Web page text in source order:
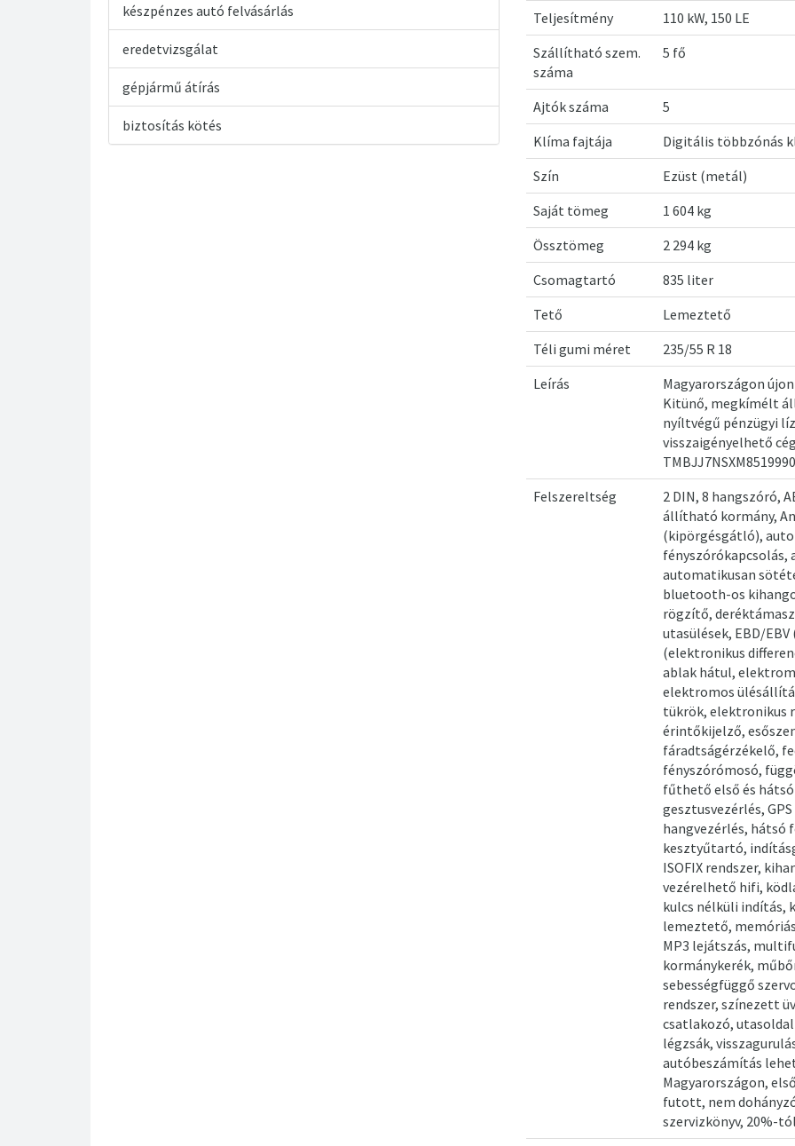
készpénzes autó felvásárlás
eredetvizsgálat
gépjármű átírás
biztosítás kötés
Teljesítmény
110 kW, 150 LE
Szállítható szem.
száma
5 fő
Ajtók száma
5
Klíma fajtája
Digitális többzónás
Szín
Ezüst (metál)
Saját tömeg
1 604 kg
Össztömeg
2 294 kg
Csomagtartó
835 liter
Tető
Lemeztető
Téli gumi méret
235/55 R 18
Leírás
Magyarországon
Kitünő, megkímélt
nyíltvégű pénzügyi
visszaigényelhető
Felszereltség
2 DIN, 8 hangszóró,
állítható kormány,
(kipörgésgátló),
automatikusan
bluetooth-os
rögzítő,
utasülések, EBD/
(elektronikus
ablak hátul,
elektromos
tükrök, elektronikus
érintőkijelző,
fáradtságérzékelő,
fényszórómosó,
fűthető első és
gesztusvezérlés,
hangvezérlés,
kesztyűtartó,
ISOFIX rendszer,
vezérelhető hifi,
kulcs nélküli indítás,
lemeztető,
MP3 lejátszás,
kormánykerék,
sebességfüggő
rendszer, színezett
csatlakozó,
légzsák,
autóbeszámítás
Magyarországon,
futott, nem
szervizkönyv, 20%-